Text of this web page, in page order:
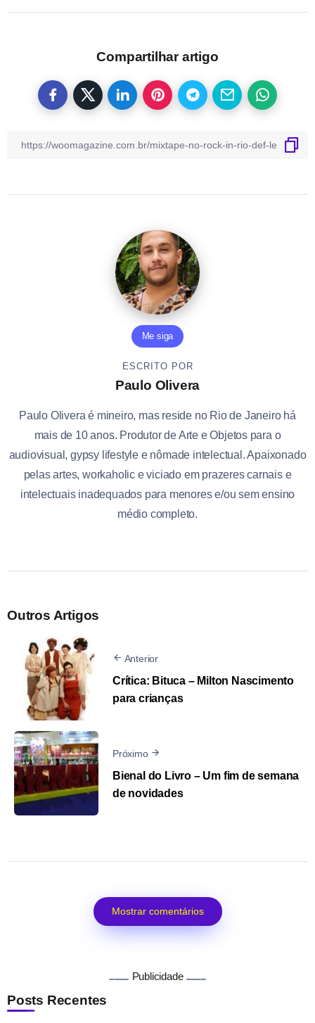
Compartilhar artigo
Me siga
ESCRITO POR
Paulo Olivera
Paulo Olivera é mineiro, mas reside no Rio de Janeiro há
mais de 10 anos. Produtor de Arte e Objetos para o
audiovisual, gypsy lifestyle e nômade intelectual. Apaixonado
pelas artes, workaholic e viciado em prazeres carnais e
intelectuais inadequados para menores e/ou sem ensino
médio completo.
Outros Artigos
Anterior
Crítica: Bituca – Milton Nascimento
para crianças
Próximo
Bienal do Livro – Um fim de semana
de novidades
Mostrar comentários
Publicidade
Posts Recentes